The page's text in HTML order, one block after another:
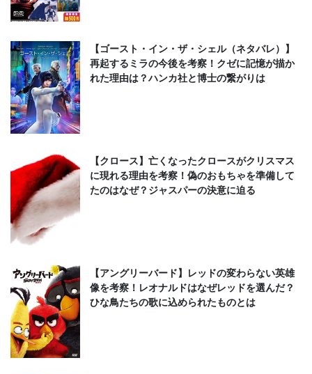
【ゴースト・イン・ザ・シェル（ネタバレ）】
再起するミラの今後を考察！クゼに記憶が描か
れた理由は？ハンカ社と博士の繋がりは
【クロース】亡くなったクロースがクリスマス
に現れる理由を考察！偽のおもちゃを準備して
たのはなぜ？ジャスパーの決意に迫る
【アングリーバード】レッドの変わらない英雄
像を考察！レオナルドはなぜレッドを選んだ？
ひな鳥たちの歌に込められたものとは